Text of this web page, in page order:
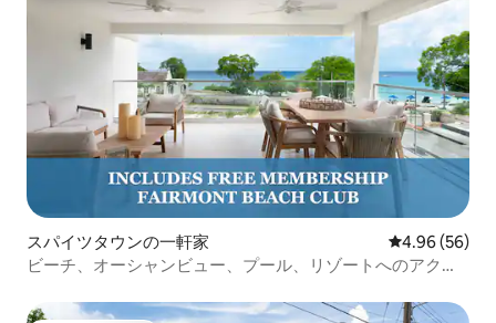
スパイツタウンの一軒家 レビュー56
4.96 (56)
ビーチ、オーシャンビュー、プール、リゾートへのアクセ